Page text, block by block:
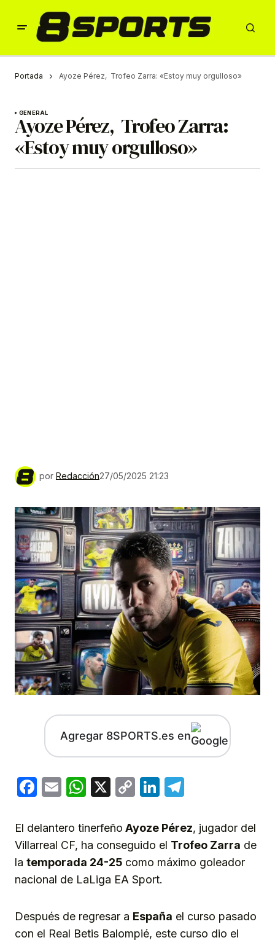
Portada Ayoze Pérez, Trofeo Zarra: «Estoy muy orgulloso»
GENERAL
Ayoze Pérez, Trofeo Zarra:
«Estoy muy orgulloso»
por Redacción27/05/2025 21:23
Agregar 8SPORTS.es en
Facebook
EmailWhatsApp
X
CopyLinkedIn
El delantero tinerfeño Ayoze Pérez, jugador del
Villarreal CF, ha conseguido el Trofeo Zarra de
la temporada 24-25 como máximo goleador
nacional de LaLiga EA Sport.
Después de regresar a España el curso pasado
con el Real Betis Balompié, este curso dio el